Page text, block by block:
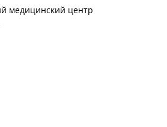
медицинский центр